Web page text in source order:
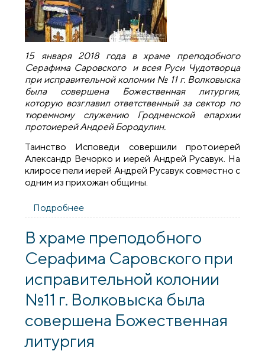
15 января 2018 года в храме преподобного
Серафима Саровского и всея Руси Чудотворца
при исправительной колонии № 11 г. Волковыска
была совершена Божественная литургия,
которую возглавил ответственный за сектор по
тюремному служению Гродненской епархии
протоиерей Андрей Бородулин.
Таинство Исповеди совершили протоиерей
Александр Вечорко и иерей Андрей Русавук. На
клиросе пели иерей Андрей Русавук совместно с
одним из прихожан общины.
Подробнее
Саровского при исправительной
колонии Волковыска была совершена
Божественная литургия
В храме преподобного
Серафима Саровского при
исправительной колонии
№11 г. Волковыска была
совершена Божественная
литургия